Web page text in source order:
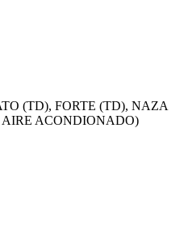
(TD), FORTE (TD), NAZA
AIRE ACONDIONADO)